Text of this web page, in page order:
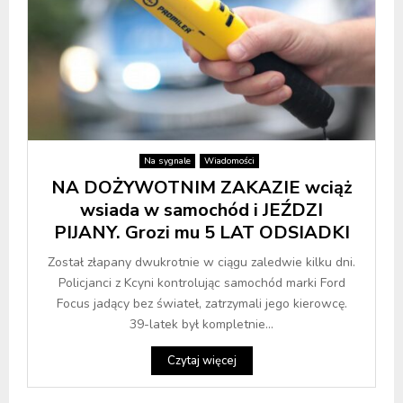
Na sygnale Wiadomości
NA DOŻYWOTNIM ZAKAZIE wciąż
wsiada w samochód i JEŹDZI
PIJANY. Grozi mu 5 LAT ODSIADKI
Został złapany dwukrotnie w ciągu zaledwie kilku dni.
Policjanci z Kcyni kontrolując samochód marki Ford
Focus jadący bez świateł, zatrzymali jego kierowcę.
39-latek był kompletnie...
Czytaj więcej